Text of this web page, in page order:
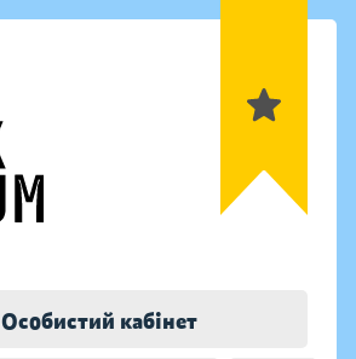
Особистий кабінет